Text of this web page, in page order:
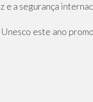
e a segurança
este ano